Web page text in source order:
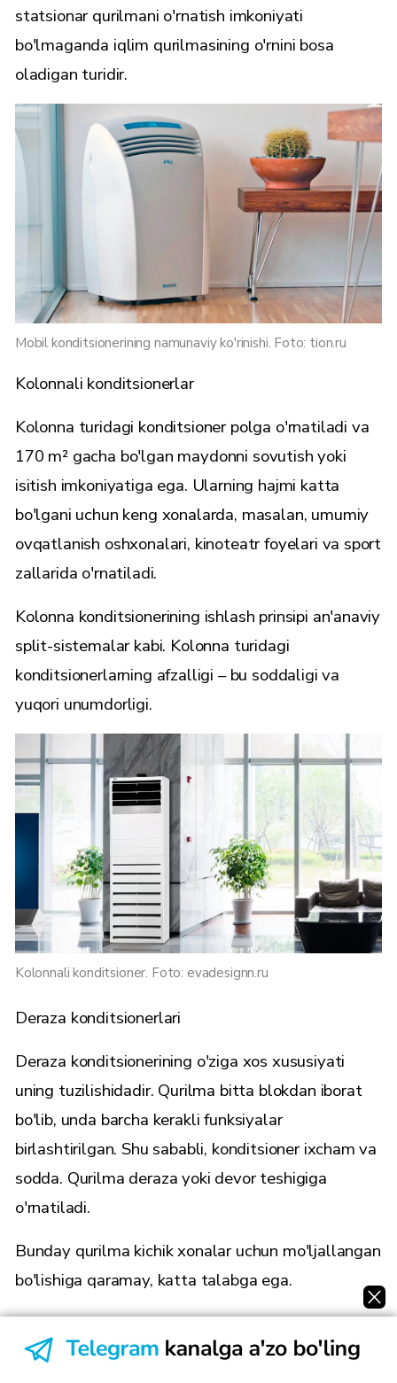
statsionar qurilmani o'rnatish imkoniyati
bo'lmaganda iqlim qurilmasining o'rnini bosa
oladigan turidir.
Mobil konditsionerining namunaviy ko'rinishi. Foto: tion.ru
Kolonnali konditsionerlar
Kolonna turidagi konditsioner polga o'rnatiladi va
170 m² gacha bo'lgan maydonni sovutish yoki
isitish imkoniyatiga ega. Ularning hajmi katta
bo'lgani uchun keng xonalarda, masalan, umumiy
ovqatlanish oshxonalari, kinoteatr foyelari va sport
zallarida o'rnatiladi.
Kolonna konditsionerining ishlash prinsipi an'anaviy
split-sistemalar kabi. Kolonna turidagi
konditsionerlarning afzalligi – bu soddaligi va
yuqori unumdorligi.
Kolonnali konditsioner. Foto: evadesignn.ru
Deraza konditsionerlari
Deraza konditsionerining o'ziga xos xususiyati
uning tuzilishidadir. Qurilma bitta blokdan iborat
bo'lib, unda barcha kerakli funksiyalar
birlashtirilgan. Shu sababli, konditsioner ixcham va
sodda. Qurilma deraza yoki devor teshigiga
o'rnatiladi.
Bunday qurilma kichik xonalar uchun mo'ljallangan
bo'lishiga qaramay, katta talabga ega.
Konditsioner sotib olishga qaror qilgan ko'pchilik